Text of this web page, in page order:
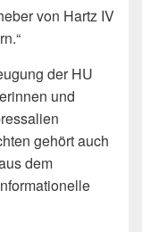
von Hartz IV
der HU
und
gehört auch
dem